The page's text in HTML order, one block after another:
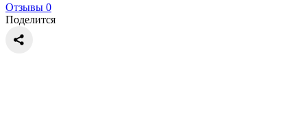
Отзывы 0
Поделится